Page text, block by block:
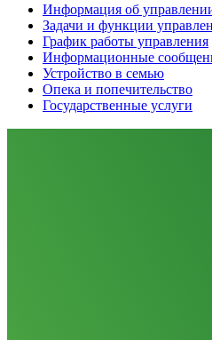
Информация об
Задачи и функции
График работы управления
Информационные
Устройство в семью
Опека и попечительство
Государственные услуги